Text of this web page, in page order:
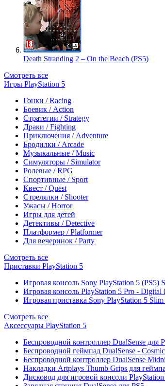
Death Stranding 2 – On the Beach (PS5)
Смотреть все
Игры PlayStation 5
Гонки / Racing
Боевик / Action
Стратегии / Strategy
Драки / Fighting
Приключения / Adventure
Бродилки / Arcade
Музыкальные / Music
Симуляторы / Simulator
Ролевые / RPG
Спортивные / Sport
Квест / Quest
Стрелялки / Shooter
Ужасы / Horror
Игры для детей
Детективы / Detective
Платформер / Platformer
Для вечеринок / Party
Смотреть все
Приставки PlayStation 5
Игровая консоль Sony PlayStation 5
Игровая консоль PlayStation 5 Pro -
Игровая приставка Sony PlayStation 5
Смотреть все
Аксессуары PlayStation 5
Беспроводной контроллер DualSense для
Беспроводной геймпад DualSense -
Беспроводной контроллер DualSense
Накладки Artplays Thumb Grips для
Дисковод для игровой консоли